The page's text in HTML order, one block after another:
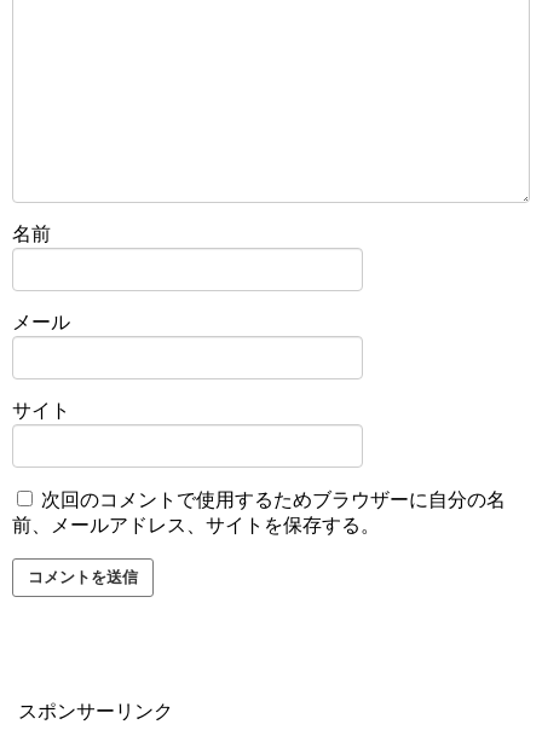
名前
メール
サイト
次回のコメントで使用するためブラウザーに自分の名
前、メールアドレス、サイトを保存する。
スポンサーリンク